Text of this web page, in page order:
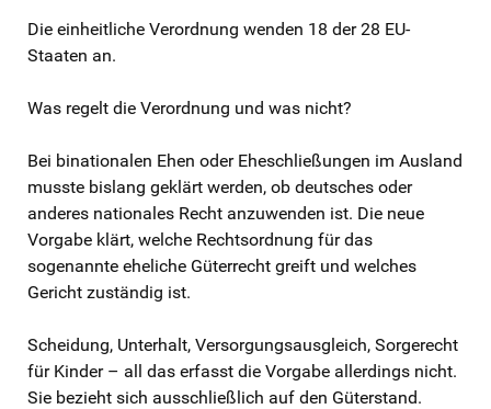
Die einheitliche Verordnung wenden 18 der 28 EU-
Staaten an.
Was regelt die Verordnung und was nicht?
Bei binationalen Ehen oder Eheschließungen im Ausland
musste bislang geklärt werden, ob deutsches oder
anderes nationales Recht anzuwenden ist. Die neue
Vorgabe klärt, welche Rechtsordnung für das
sogenannte eheliche Güterrecht greift und welches
Gericht zuständig ist.
Scheidung, Unterhalt, Versorgungsausgleich, Sorgerecht
für Kinder – all das erfasst die Vorgabe allerdings nicht.
Sie bezieht sich ausschließlich auf den Güterstand.